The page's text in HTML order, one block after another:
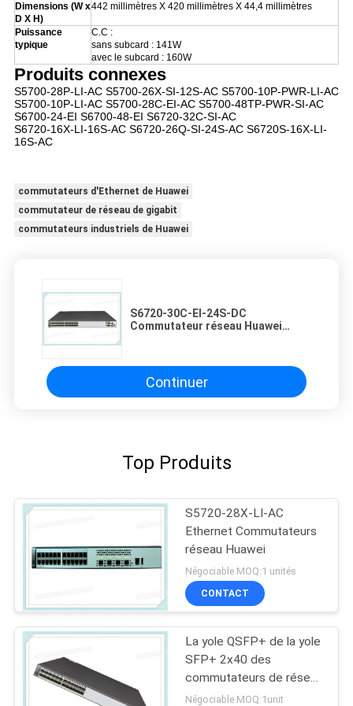
Dimensions (W x
D X H)
442 millimètres X 420 millimètres X 44,4 millimètres
Puissance
typique
C.C :
sans subcard : 141W
avec le subcard : 160W
Produits connexes
S5700-28P-LI-AC S5700-26X-SI-12S-AC S5700-10P-PWR-LI-AC
S5700-10P-LI-AC S5700-28C-EI-AC S5700-48TP-PWR-SI-AC
S6700-24-EI S6700-48-EI S6720-32C-SI-AC
S6720-16X-LI-16S-AC S6720-26Q-SI-24S-AC S6720S-16X-LI-
16S-AC
commutateurs d'Ethernet de Huawei
commutateur de réseau de gigabit
commutateurs industriels de Huawei
S6720-30C-EI-24S-DC
Commutateur réseau Huawei
Continuer
Top Produits
S5720-28X-LI-AC
Ethernet Commutateurs
réseau Huawei
Négociable MOQ:1 unités
CONTACT
La yole QSFP+ de la yole
SFP+ 2x40 des
commutateurs de réseau
de S6720-30C-EI-24S-
Négociable MOQ:1unit